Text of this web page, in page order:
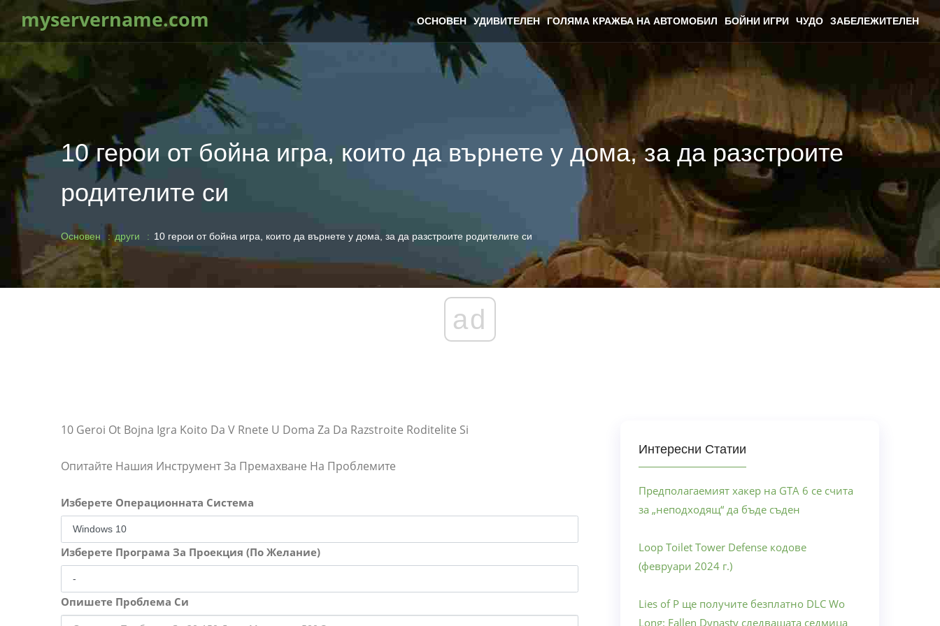
myservername.com ОСНОВЕН УДИВИТЕЛЕН ГОЛЯМА КРАЖБА НА АВТОМОБИЛ БОЙНИ ИГРИ ЧУДО ЗАБЕЛЕЖИТЕЛЕН
10 герои от бойна игра, които да върнете у дома, за да разстроите
родителите си
Основен други 10 герои от бойна игра, които да върнете у дома, за да разстроите родителите си
ad
10 Geroi Ot Bojna Igra Koito Da V Rnete U Doma Za Da Razstroite Roditelite Si
Опитайте Нашия Инструмент За Премахване На Проблемите
Изберете Операционната Система
Изберете Програма За Проекция (По Желание)
Опишете Проблема Си
Интересни Статии
Предполагаемият хакер на GTA 6 се счита
за „неподходящ“ да бъде съден
Loop Toilet Tower Defense кодове
(февруари 2024 г.)
Lies of P ще получите безплатно DLC Wo
Long: Fallen Dynasty следващата седмица